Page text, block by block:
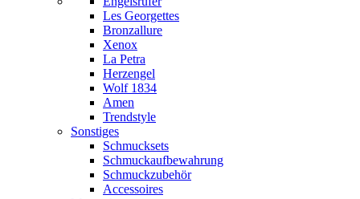
Les Georgettes
Bronzallure
Xenox
La Petra
Herzengel
Wolf 1834
Amen
Trendstyle
Sonstiges
Schmucksets
Schmuckaufbewahrung
Schmuckzubehör
Accessoires